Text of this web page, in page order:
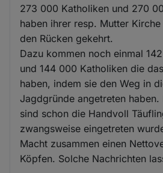
273 000 Katholiken und 270
haben ihrer resp. Mutter
den Rücken gekehrt.
Dazu kommen noch einmal
und 144 000 Katholiken die
haben, indem sie den Weg in
Jagdgründe angetreten
sind schon die Handvoll
zwangsweise eingetreten
Macht zusammen einen
Köpfen. Solche Nachrichten